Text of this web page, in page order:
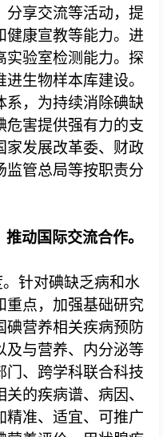
分享交流等活动，提
健康宣教等能力。进
实验室检测能力。探
生物样本库建设。
系，为持续消除碘缺
危害提供强有力的支
家发展改革委、财政
监管总局等按职责分
推动国际交流合作。
针对碘缺乏病和水
重点，加强基础研究
碘营养相关疾病预防
及与营养、内分泌等
门、跨学科联合科技
的疾病谱、病因、
精准、适宜、可推广